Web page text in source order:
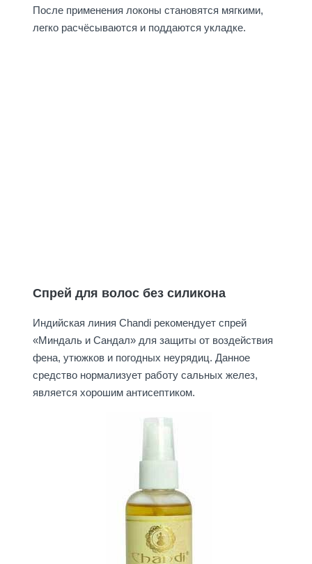
После применения локоны становятся мягкими,
легко расчёсываются и поддаются укладке.
Спрей для волос без силикона
Индийская линия Chandi рекомендует спрей
«Миндаль и Сандал» для защиты от воздействия
фена, утюжков и погодных неурядиц. Данное
средство нормализует работу сальных желез,
является хорошим антисептиком.